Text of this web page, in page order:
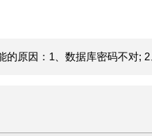
原因：1、数据库密码不对; 2